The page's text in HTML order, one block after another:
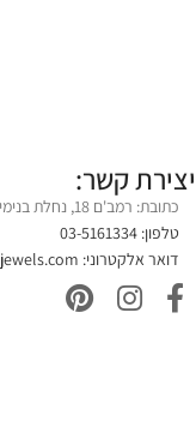
יצירת קשר:
כתובת: רמב'ם 18, נחלת בנימין, תל אביב
טלפון: 03-5161334
דואר אלקטרוני: